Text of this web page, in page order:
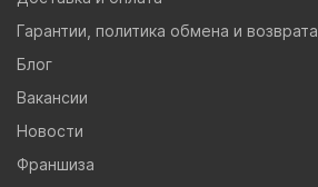
Гарантии, политика обмена и возврата
Блог
Вакансии
Новости
Франшиза